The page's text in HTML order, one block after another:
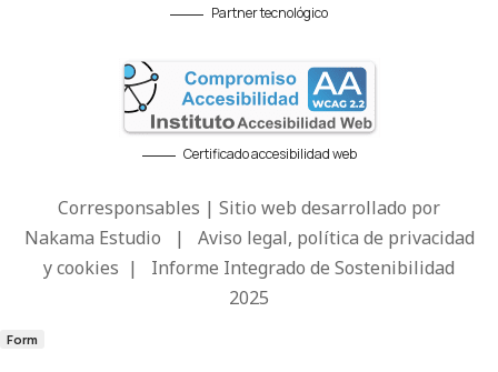
Partner tecnológico
Certificado accesibilidad web
Corresponsables | Sitio web desarrollado por
Nakama Estudio | Aviso legal, política de privacidad
y cookies | Informe Integrado de Sostenibilidad
2025
Form